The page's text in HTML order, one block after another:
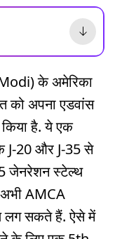
के अमेरिका
को अपना एडवांस
है. ये एक
J-20 और J-35 से
जेनरेशन स्टेल्थ
AMCA
लग सकते हैं. ऐसे में